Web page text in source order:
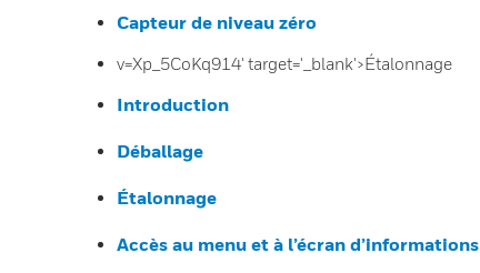
Capteur de niveau zéro
v=Xp_5CoKq914' target='_blank'>Étalonnage
Introduction
Déballage
Étalonnage
Accès au menu et à l’écran d’informations